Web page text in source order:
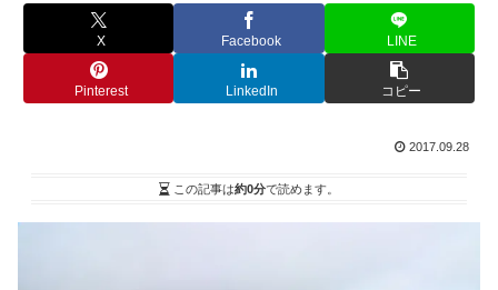
X Facebook LINE
Pinterest LinkedIn コピー
2017.09.28
この記事は約0分で読めます。